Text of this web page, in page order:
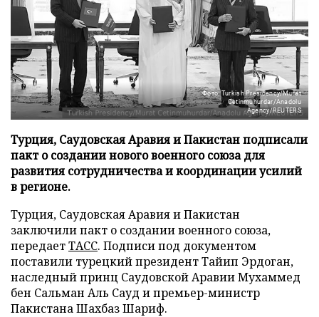
Фото: Turkish Presidency/Murat
Cetinmuhurdar/Anadolu
Agency/REUTERS
Турция, Саудовская Аравия и Пакистан подписали
пакт о создании нового военного союза для
развития сотрудничества и координации усилий
в регионе.
Турция, Саудовская Аравия и Пакистан
заключили пакт о создании военного союза,
передаетТАСС. Подписи под документом
поставили турецкий президент Тайип Эрдоган,
наследный принц Саудовской Аравии Мухаммед
бен Сальман Аль Сауд и премьер-министр
Пакистана Шахбаз Шариф.